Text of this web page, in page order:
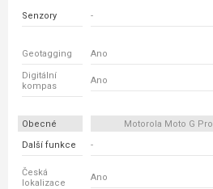
Senzory -
Geotagging Ano
Digitální
kompas
Ano
Obecné Motorola Moto G Pro
Další funkce
-
Česká
lokalizace
Ano